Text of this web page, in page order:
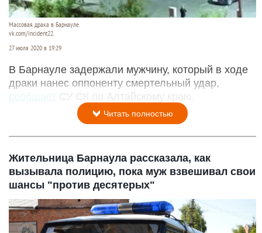
Массовая драка в Барнауле.
vk.com/incident22.
27 июля 2020 в 19:29
В Барнауле задержали мужчину, который в ходе
драки нанес оппоненту смертельный удар,
сообщает
СУ СК по Алтайскому краю.
Читать полностью
Жительница Барнаула рассказала, как
вызывала полицию, пока муж взвешивал свои
шансы "против десятерых"